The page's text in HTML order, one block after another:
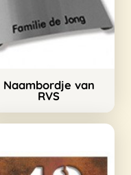
Naambordje van
RVS